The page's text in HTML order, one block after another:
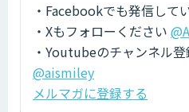
・Facebookでも発信して
・Xもフォローください
・Youtubeのチャンネル
@aismiley
メルマガに登録する